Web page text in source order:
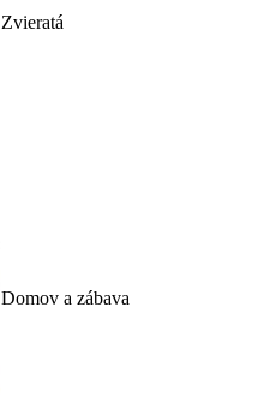
Zvieratá
Domov a zábava